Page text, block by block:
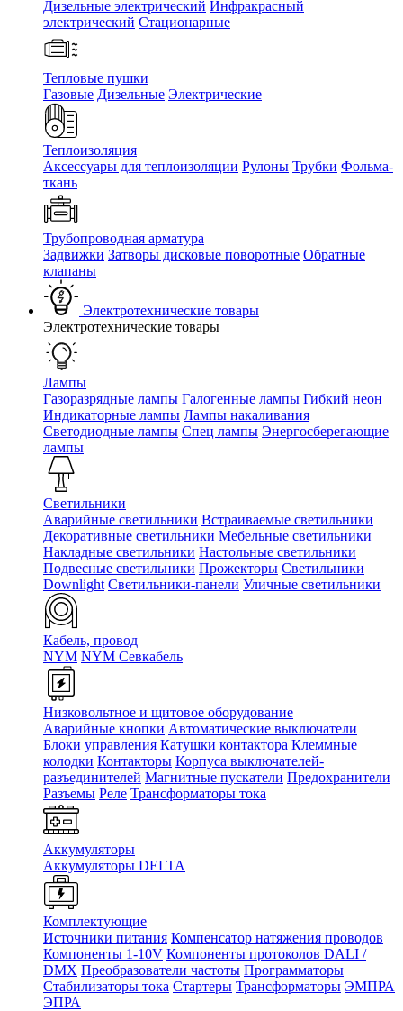
Дизельные электрический Инфракрасный
электрический Стационарные
Тепловые пушки
Газовые Дизельные Электрические
Теплоизоляция
Аксессуары для теплоизоляции Рулоны Трубки Фольма-
ткань
Трубопроводная арматура
Задвижки Затворы дисковые поворотные Обратные
клапаны
Электротехнические товары
Электротехнические товары
Лампы
Газоразрядные лампы Галогенные лампы Гибкий неон
Индикаторные лампы Лампы накаливания
Светодиодные лампы Спец лампы Энергосберегающие
лампы
Светильники
Аварийные светильники Встраиваемые светильники
Декоративные светильники Мебельные светильники
Накладные светильники Настольные светильники
Подвесные светильники Прожекторы Светильники
Downlight Светильники-панели Уличные светильники
Кабель, провод
NYM NYM Севкабель
Низковольтное и щитовое оборудование
Аварийные кнопки Автоматические выключатели
Блоки управления Катушки контактора Клеммные
колодки Контакторы Корпуса выключателей-
разъединителей Магнитные пускатели Предохранители
Разъемы Реле Трансформаторы тока
Аккумуляторы
Аккумуляторы DELTA
Комплектующие
Источники питания Компенсатор натяжения проводов
Компоненты 1-10V Компоненты протоколов DALI /
DMX Преобразователи частоты Программаторы
Стабилизаторы тока Стартеры Трансформаторы ЭМПРА
ЭПРА